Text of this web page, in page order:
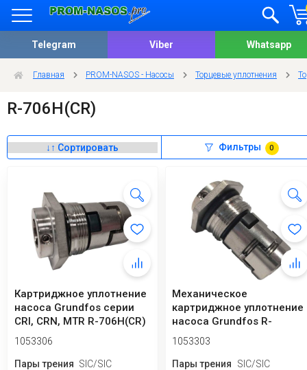
Telegram Viber Whatsapp
Главная PROM-NASOS - Насосы Торцевые уплотнения
R-706H(CR)
Фильтры 0
Картриджное уплотнение
насоса Grundfos серии
CRI, CRN, MTR R-706H(CR)
16, SIC...
1053306
Пары трения SIC/SIC
Механическое
картриджное уплотнение
насоса Grundfos R-
706H(CR) 12, SIC/SIC, E...
1053303
Пары трения
SIC/SIC